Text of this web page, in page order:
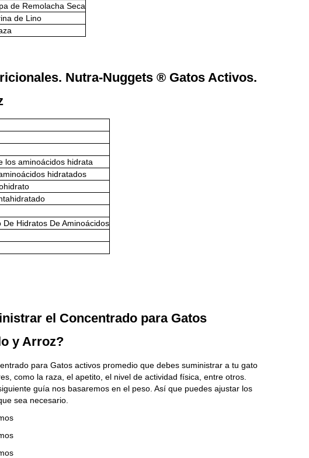
de Remolacha Seca
de Lino
Nutra-Nuggets ® Gatos Activos.
los aminoácidos hidrata
hidratados
Hidratos De Aminoácidos
el Concentrado para Gatos
y Arroz?
para Gatos activos promedio que debes suministrar a tu gato
como la raza, el apetito, el nivel de actividad física, entre otros.
guía nos basaremos en el peso. Así que puedes ajustar los
sea necesario.